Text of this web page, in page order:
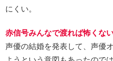
にくい。
赤信号みんなで渡れば怖くな
声優の結婚を発表して、声優